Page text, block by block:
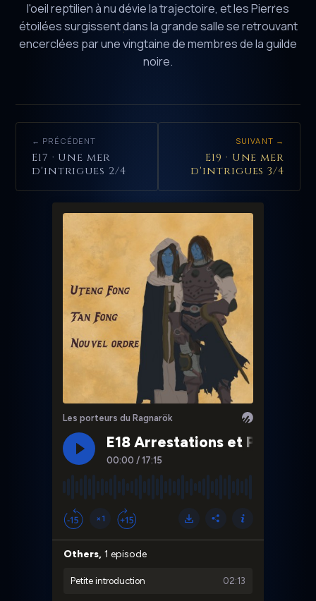
l'oeil reptilien à nu dévie la trajectoire, et les Pierres
étoilées surgissent dans la grande salle se retrouvant
encerclées par une vingtaine de membres de la guilde
noire.
← PRÉCÉDENT
E17 · Une mer
d'intrigues 2/4
SUIVANT →
E19 · Une mer
d'intrigues 3/4